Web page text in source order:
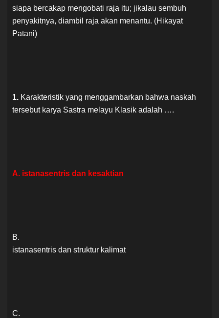
siapa bercakap mengobati raja itu; jikalau sembuh
penyakitnya, diambil raja akan menantu. (Hikayat
Patani)
1. Karakteristik yang menggambarkan bahwa naskah
tersebut karya Sastra melayu Klasik adalah ….
A. istanasentris dan kesaktian
B.
istanasentris dan struktur kalimat
C.